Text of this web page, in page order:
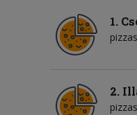
1.
2.